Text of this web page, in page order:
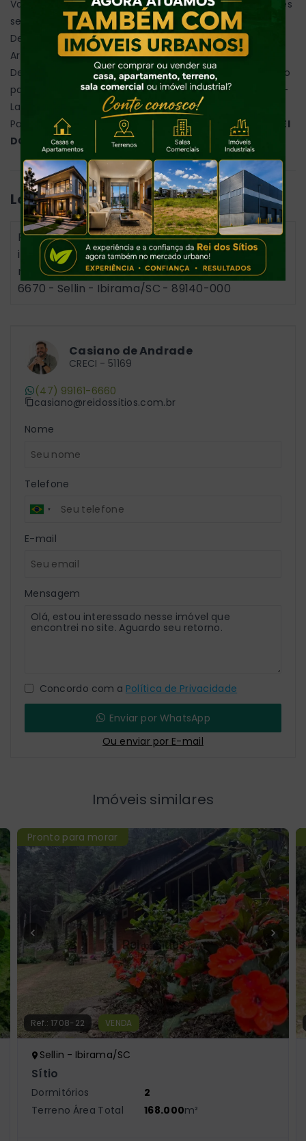
Casiano de Andrade
CRECI - 51169
(47) 99161-6660
casiano@reidossitios.com.br
Nome
Telefone
E-mail
Mensagem
Concordo com a Política de Privacidade
Enviar por WhatsApp
Ou enviar por E-mail
Valores, disponibilidade e condições sujeitos a alterações
sem aviso prévio.
Detalhes:
Ar condicionado - Churrasqueira - Conexão à internet -
Despensa - Energia Elétrica - Escritura - Estacionamento
para Visitas - Fogão a lenha - Jardim c/ grama - Lagoa -
Lareira - Mobiliado - Nascente - Parquinho Infantil -
Pastagem - Piscina - Poço semi artesiano - Rancho -
REI
DOS SÍTIOS
Localização
Para conhecer a localização exata e o imóvel é
indispensável agendar visita com o corretor
responsável pelo fone/whatsapp (47) 99730-
6670 - Sellin - Ibirama/SC - 89140-000
Imóveis similares
Pronto para morar
Ref.: 1708-22 VENDA
Sellin - Ibirama/SC
Sítio
Dormitórios
2
Terreno Área Total
168.000m²